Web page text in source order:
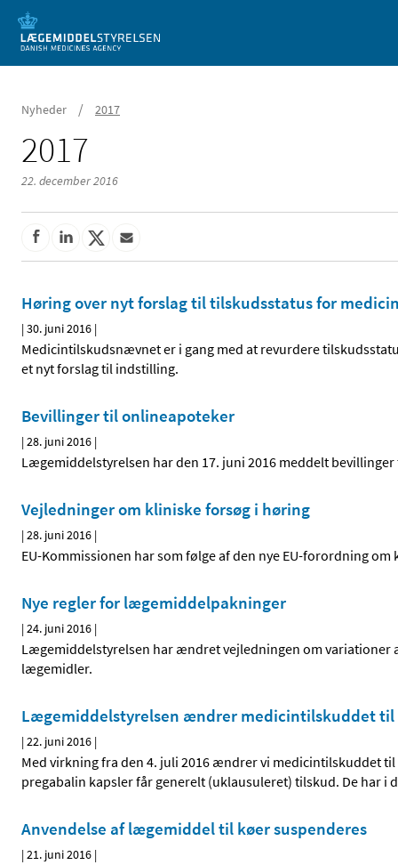
Mobil visning
Nyheder / 2017
2017
22. december 2016
Høring over nyt forslag til tilskudsstatus for
|30. juni 2016 |
Medicintilskudsnævnet er i gang med at revurdere
et nyt forslag til indstilling.
Bevillinger til onlineapoteker
|28. juni 2016 |
Lægemiddelstyrelsen har den 17. juni 2016 meddelt
Vejledninger om kliniske forsøg i høring
|28. juni 2016 |
EU-Kommissionen har som følge af den nye EU-forordning
Nye regler for lægemiddelpakninger
|24. juni 2016 |
Lægemiddelstyrelsen har ændret vejledningen om
lægemidler.
Lægemiddelstyrelsen ændrer medicintilskuddet til
|22. juni 2016 |
Med virkning fra den 4. juli 2016 ændrer vi medicintilskuddet
pregabalin kapsler får generelt (uklausuleret) tilskud. De har i
Anvendelse af lægemiddel til køer suspenderes
|21. juni 2016 |